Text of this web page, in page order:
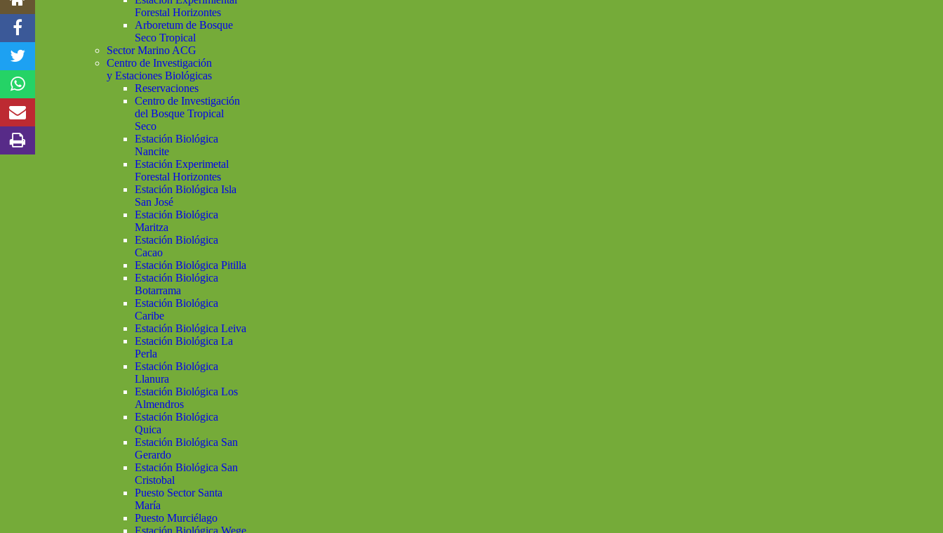
Forestal Horizontes
Arboretum de Bosque
Seco Tropical
Sector Marino ACG
Centro de Investigación
y Estaciones Biológicas
Reservaciones
Centro de Investigación
del Bosque Tropical
Seco
Estación Biológica
Nancite
Estación Experimetal
Forestal Horizontes
Estación Biológica Isla
San José
Estación Biológica
Maritza
Estación Biológica
Cacao
Estación Biológica Pitilla
Estación Biológica
Botarrama
Estación Biológica
Caribe
Estación Biológica Leiva
Estación Biológica La
Perla
Estación Biológica
Llanura
Estación Biológica Los
Almendros
Estación Biológica
Quica
Estación Biológica San
Gerardo
Estación Biológica San
Cristobal
Puesto Sector Santa
María
Puesto Murciélago
Estación Biológica Wege